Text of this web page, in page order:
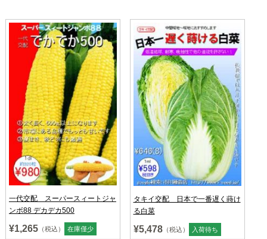
一代交配 スーパースィートジャ
ンボ88 デカデカ500
¥1,265（税込） 在庫僅少
タキイ交配 日本で一番遅く蒔け
る白菜
¥5,478（税込） 入荷待ち